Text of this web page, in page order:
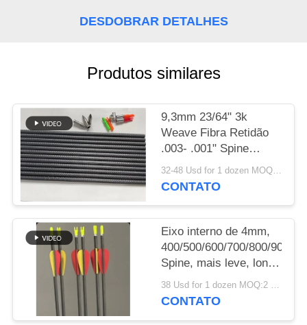
SITE
POLÍTICA
DE
PRIVACIDADE
DESDOBRAR DETALHES
Produtos similares
9,3mm 23/64" 3k
Weave Fibra Retidão
.003- .001" Spine
250/300/350/400/500/600
Setas de Alvo de
32-48 Usd for 1 dozen MOQ:2 dúzias
CONTATO
Eixo interno de 4mm,
400/500/600/700/800/900/
Spine, mais leve, longa
distância, micro
diâmetro, flecha de
38 Usd for 1 dozen MOQ:2 dúzias
CONTATO